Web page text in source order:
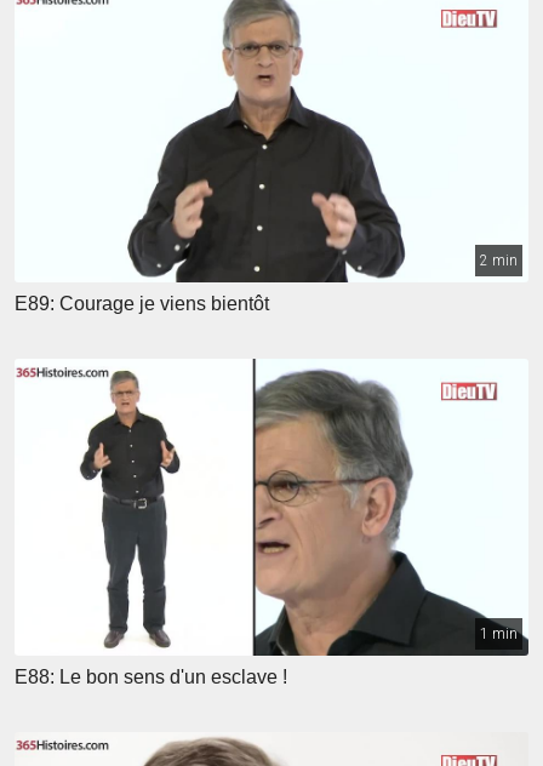
2 min
E89: Courage je viens bientôt
1 min
E88: Le bon sens d'un esclave !